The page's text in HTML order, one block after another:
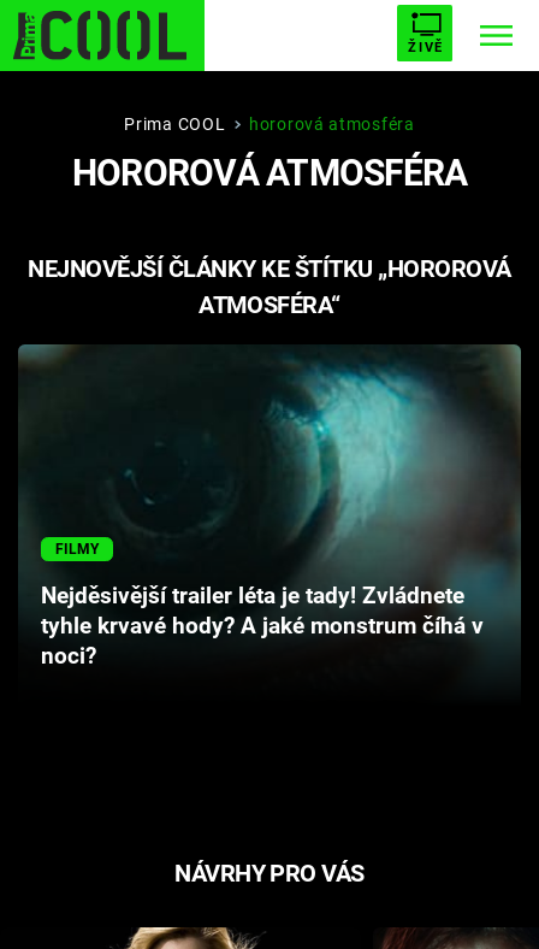
ŽIVĚ
STARHOUSE BUFFY, PŘEMOŽITELKA UPÍRŮ
ESCAPE PLNEJ KOTEL AVENGERS 5
Cool Esport
Pořady
Prima COOL hororová atmosféra
HOROROVÁ ATMOSFÉRA
NEJNOVĚJŠÍ ČLÁNKY KE ŠTÍTKU „HOROROVÁ
ATMOSFÉRA“
FILMY
Nejděsivější trailer léta je tady! Zvládnete
tyhle krvavé hody? A jaké monstrum číhá v
noci?
NÁVRHY PRO VÁS